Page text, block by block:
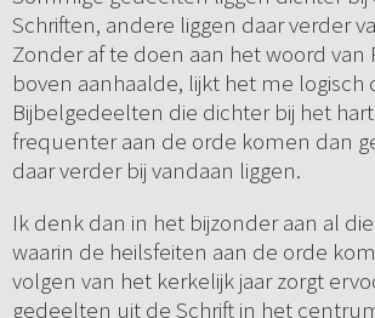
Schriften, andere liggen daar verder
Zonder af te doen aan het woord van
boven aanhaalde, lijkt het me logisch
Bijbelgedeelten die dichter bij het
frequenter aan de orde komen dan
daar verder bij vandaan liggen.
Ik denk dan in het bijzonder aan al
waarin de heilsfeiten aan de orde
volgen van het kerkelijk jaar zorgt
gedeelten uit de Schrift in het